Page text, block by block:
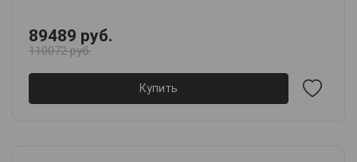
89489 руб.
110072 руб.
Купить